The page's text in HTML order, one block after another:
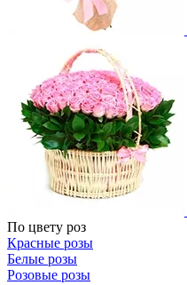
По цвету роз
Красные розы
Белые розы
Розовые розы